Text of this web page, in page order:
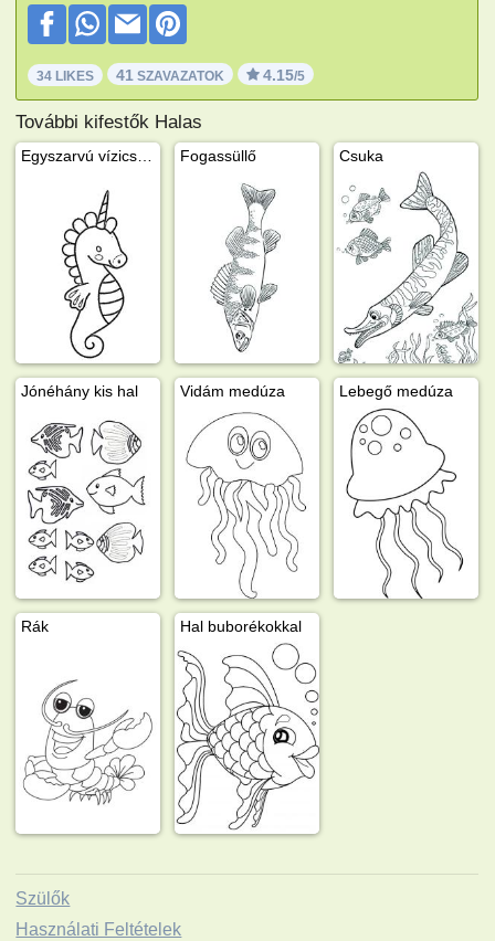
34 LIKES 41 SZAVAZATOK 4.15/5
További kifestők Halas
Fogassüllő Csuka
Jónéhány kis hal Vidám medúza Lebegő medúza
Rák Hal buborékokkal
Szülők
Használati Feltételek